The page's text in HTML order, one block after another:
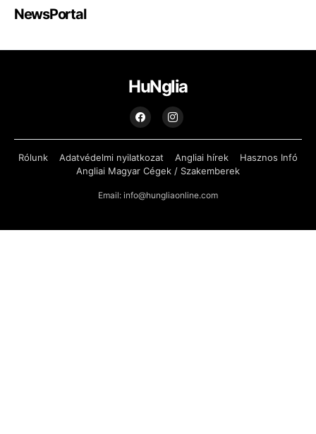
NewsPortal
HuNglia
Rólunk Adatvédelmi nyilatkozat Angliai hírek
Hasznos Infó
Angliai Magyar Cégek / Szakemberek
Email: info@hungliaonline.com